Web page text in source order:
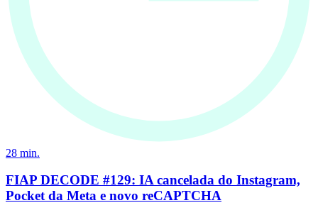
28 min.
FIAP DECODE #129: IA cancelada do Instagram,
Pocket da Meta e novo reCAPTCHA